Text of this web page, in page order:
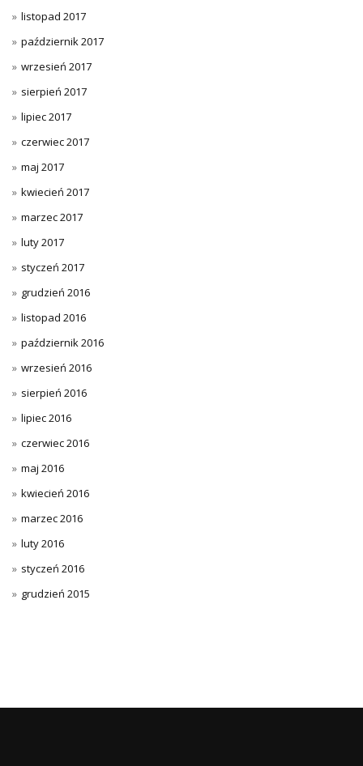
listopad 2017
październik 2017
wrzesień 2017
sierpień 2017
lipiec 2017
czerwiec 2017
maj 2017
kwiecień 2017
marzec 2017
luty 2017
styczeń 2017
grudzień 2016
listopad 2016
październik 2016
wrzesień 2016
sierpień 2016
lipiec 2016
czerwiec 2016
maj 2016
kwiecień 2016
marzec 2016
luty 2016
styczeń 2016
grudzień 2015